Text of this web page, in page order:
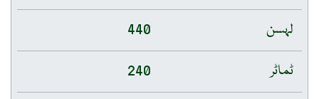
لہسن
440
ٹماٹر
240